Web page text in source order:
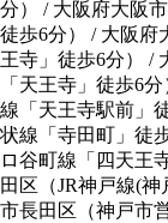
分）
/ 大阪府大阪
徒歩6分）
/ 大阪府
王寺」徒歩6分）
/
「天王寺」徒歩6分
線「天王寺駅前」
状線「寺田町」徒
ロ谷町線「四天王
田区（JR神戸線(神
市長田区（神戸市